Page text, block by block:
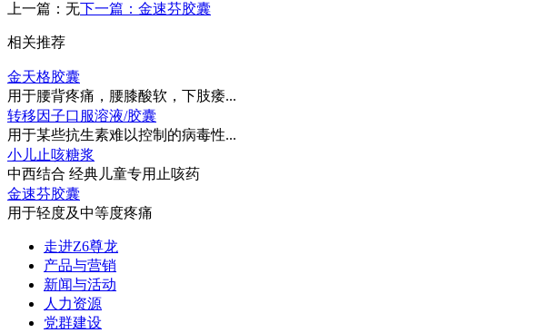
上一篇： 无下一篇： 金速芬胶囊
相关推荐
金天格胶囊
用于腰背疼痛，腰膝酸软，下肢痿...
转移因子口服溶液/胶囊
用于某些抗生素难以控制的病毒性...
小儿止咳糖浆
中西结合 经典儿童专用止咳药
金速芬胶囊
用于轻度及中等度疼痛
走进Z6尊龙
产品与营销
新闻与活动
人力资源
党群建设